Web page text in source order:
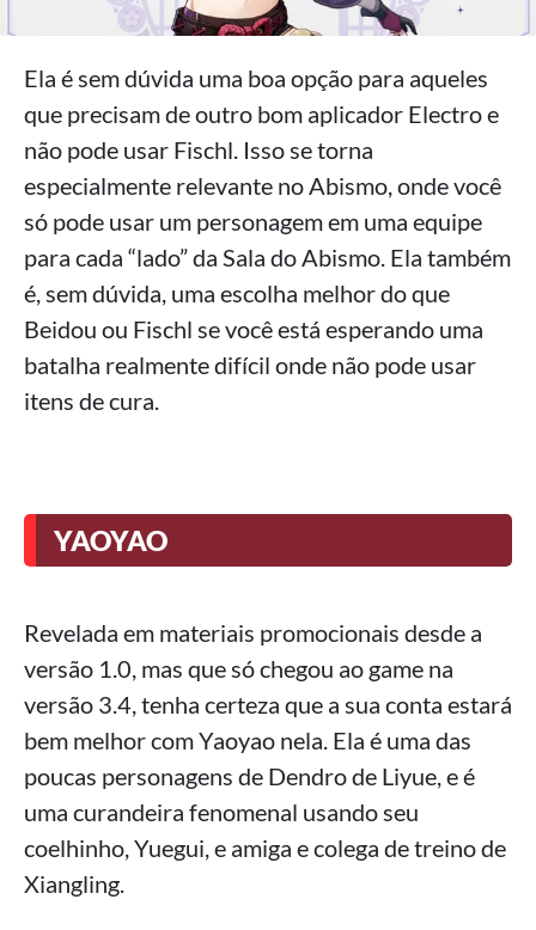
Ela é sem dúvida uma boa opção para aqueles
que precisam de outro bom aplicador Electro e
não pode usar Fischl. Isso se torna
especialmente relevante no Abismo, onde você
só pode usar um personagem em uma equipe
para cada “lado” da Sala do Abismo. Ela também
é, sem dúvida, uma escolha melhor do que
Beidou ou Fischl se você está esperando uma
batalha realmente difícil onde não pode usar
itens de cura.
YAOYAO
Revelada em materiais promocionais desde a
versão 1.0, mas que só chegou ao game na
versão 3.4, tenha certeza que a sua conta estará
bem melhor com Yaoyao nela. Ela é uma das
poucas personagens de Dendro de Liyue, e é
uma curandeira fenomenal usando seu
coelhinho, Yuegui, e amiga e colega de treino de
Xiangling.